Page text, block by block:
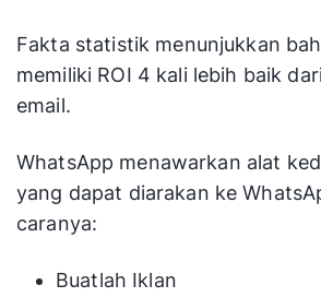
Fakta statistik menunjukkan
memiliki ROI 4 kali lebih baik
email.
WhatsApp menawarkan alat
yang dapat diarakan ke
caranya:
Buatlah Iklan